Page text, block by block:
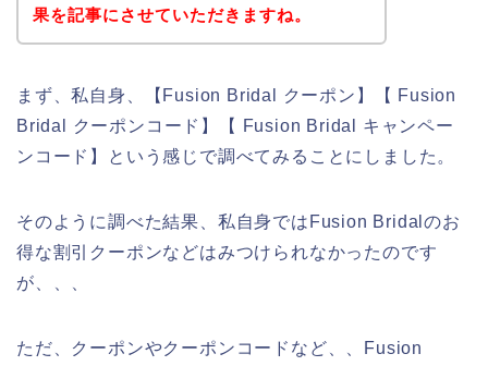
果を記事にさせていただきますね。
まず、私自身、【Fusion Bridal クーポン】【 Fusion
Bridal クーポンコード】【 Fusion Bridal キャンペー
ンコード】という感じで調べてみることにしました。
そのように調べた結果、私自身ではFusion Bridalのお
得な割引クーポンなどはみつけられなかったのです
が、、、
ただ、クーポンやクーポンコードなど、、Fusion